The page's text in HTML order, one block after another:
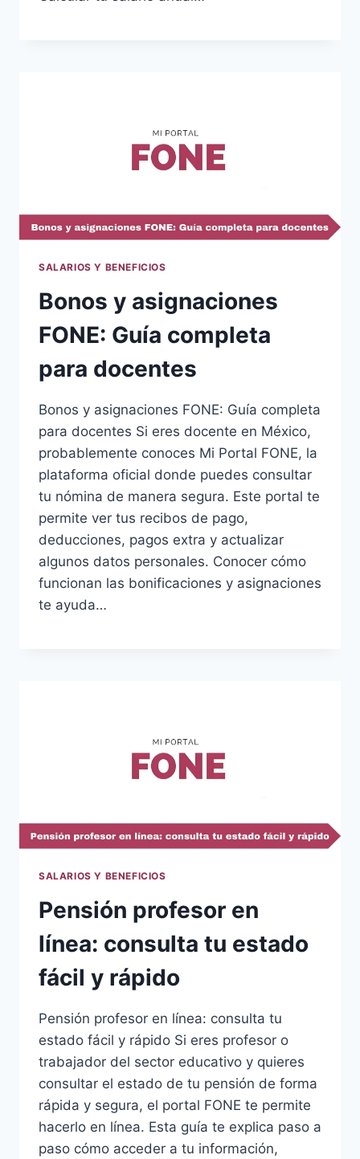
SALARIOS Y BENEFICIOS
Bonos y asignaciones
FONE: Guía completa
para docentes
Bonos y asignaciones FONE: Guía completa
para docentes Si eres docente en México,
probablemente conoces Mi Portal FONE, la
plataforma oficial donde puedes consultar
tu nómina de manera segura. Este portal te
permite ver tus recibos de pago,
deducciones, pagos extra y actualizar
algunos datos personales. Conocer cómo
funcionan las bonificaciones y asignaciones
te ayuda…
SALARIOS Y BENEFICIOS
Pensión profesor en
línea: consulta tu estado
fácil y rápido
Pensión profesor en línea: consulta tu
estado fácil y rápido Si eres profesor o
trabajador del sector educativo y quieres
consultar el estado de tu pensión de forma
rápida y segura, el portal FONE te permite
hacerlo en línea. Esta guía te explica paso a
paso cómo acceder a tu información,